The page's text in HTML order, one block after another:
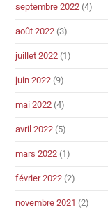
septembre 2022 (4)
août 2022 (3)
juillet 2022 (1)
juin 2022 (9)
mai 2022 (4)
avril 2022 (5)
mars 2022 (1)
février 2022 (2)
novembre 2021 (2)